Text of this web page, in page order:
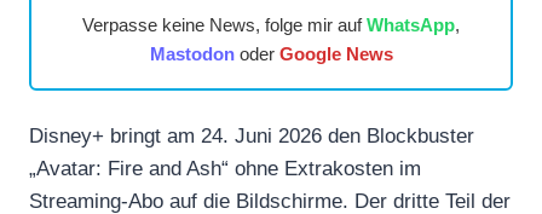
Verpasse keine News, folge mir aufWhatsApp,
Mastodonoder Google News
Disney+ bringt am 24. Juni 2026 den Blockbuster
„Avatar: Fire and Ash“ ohne Extrakosten im
Streaming-Abo auf die Bildschirme. Der dritte Teil der